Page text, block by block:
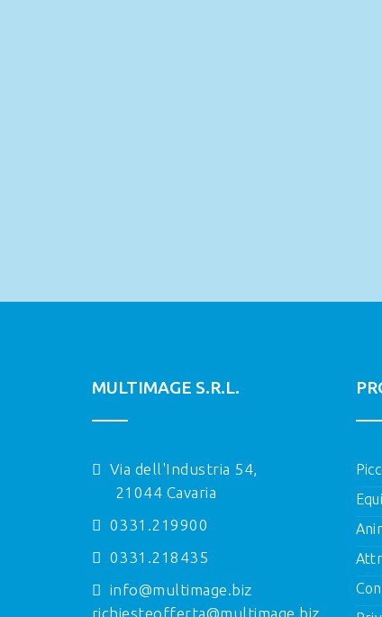
MULTIMAGE S.R.L.
Via dell'Industria 54,
21044 Cavaria
0331.219900
0331.218435
info@multimage.biz
richiesteofferta@multimage.biz